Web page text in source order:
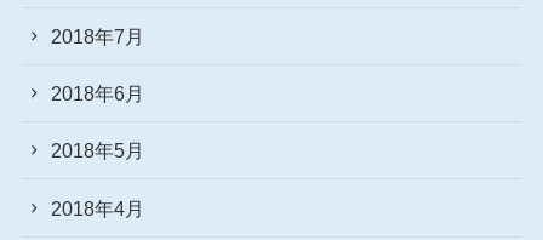
2018年7月
2018年6月
2018年5月
2018年4月